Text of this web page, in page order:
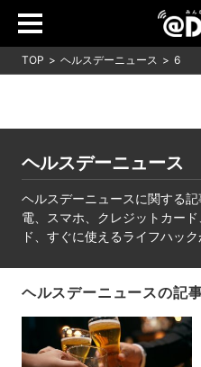
TOP ヘルスデーニュース 6
ヘルスデーニュース
ヘルスデーニュースに関する
電、スマホ、クレジットカー
ド、すぐに使えるライフハック
ヘルスデーニュースの記